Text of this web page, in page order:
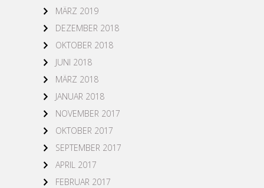
MÄRZ 2019
DEZEMBER 2018
OKTOBER 2018
JUNI 2018
MÄRZ 2018
JANUAR 2018
NOVEMBER 2017
OKTOBER 2017
SEPTEMBER 2017
APRIL 2017
FEBRUAR 2017